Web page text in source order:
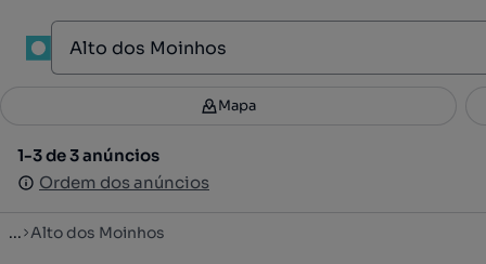
Filtros 3
1-3 de 3 anúncios
Ordem dos anúncios
Mapa
1-3 de 3 anúncios
Ordem dos anúncios
... Alto dos Moinhos